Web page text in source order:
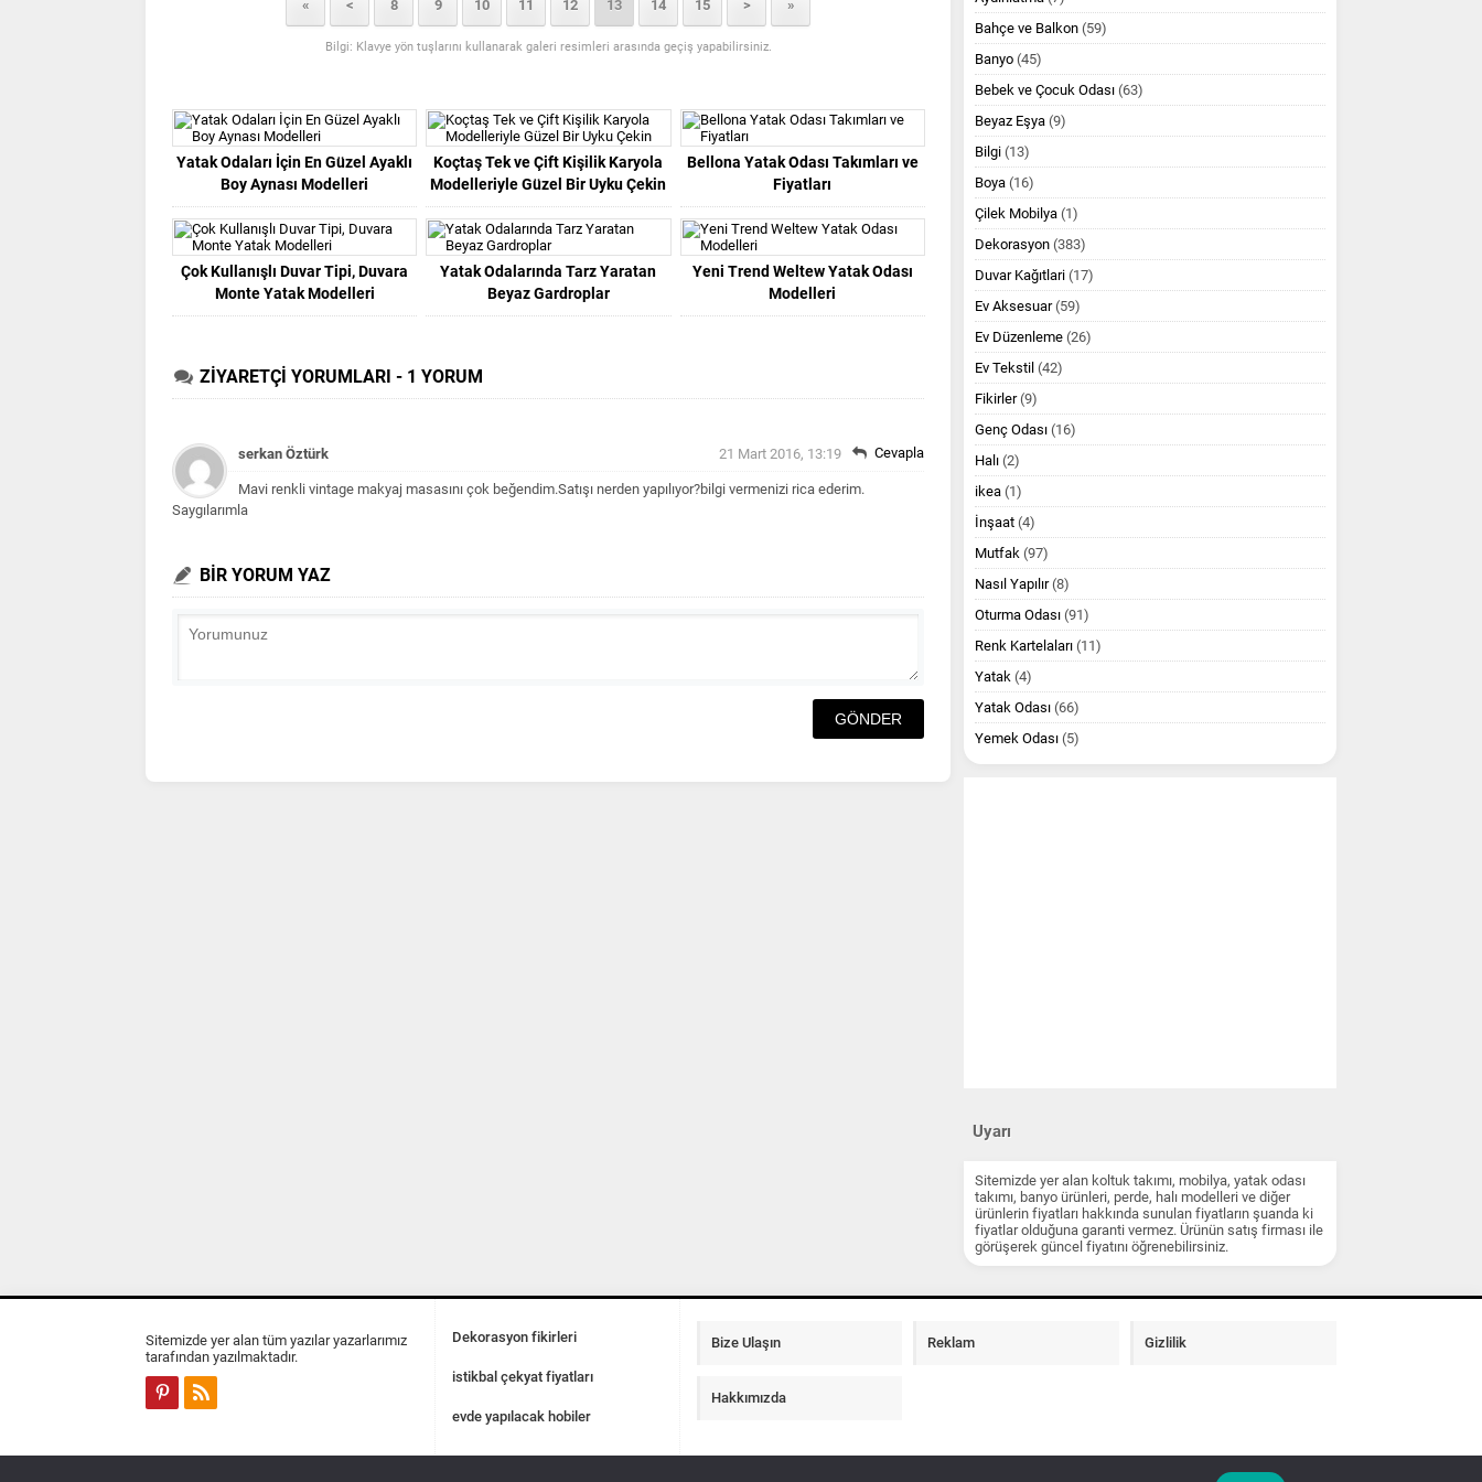
« < 8 9 10 11 12 13 14 15 > »
Bilgi: Klavye yön tuşlarını kullanarak galeri resimleri arasında geçiş yapabilirsiniz.
Yatak Odaları İçin En Güzel Ayaklı
Boy Aynası Modelleri
Koçtaş Tek ve Çift Kişilik Karyola
Modelleriyle Güzel Bir Uyku Çekin
Bellona Yatak Odası Takımları ve
Fiyatları
Çok Kullanışlı Duvar Tipi, Duvara
Monte Yatak Modelleri
Yatak Odalarında Tarz Yaratan
Beyaz Gardroplar
Yeni Trend Weltew Yatak Odası
Modelleri
ZİYARETÇİ YORUMLARI - 1 YORUM
serkan Öztürk 21 Mart 2016, 13:19
Mavi renkli vintage makyaj masasını çok beğendim.Satışı nerden yapılıyor?bilgi vermenizi rica ederim.
Saygılarımla
Cevapla
BİR YORUM YAZ
Bahçe ve Balkon (59)
Banyo (45)
Bebek ve Çocuk Odası (63)
Beyaz Eşya (9)
Bilgi (13)
Boya (16)
Çilek Mobilya (1)
Dekorasyon (383)
Duvar Kağıtlari (17)
Ev Aksesuar(59)
Ev Düzenleme (26)
Ev Tekstil (42)
Fikirler(9)
Genç Odası (16)
Halı (2)
ikea (1)
İnşaat (4)
Mutfak (97)
Nasıl Yapılır(8)
Oturma Odası (91)
Renk Kartelaları (11)
Yatak (4)
Yatak Odası (66)
Yemek Odası (5)
Uyarı
Sitemizde yer alan koltuk takımı, mobilya, yatak odası
takımı, banyo ürünleri, perde, halı modelleri ve diğer
ürünlerin fiyatları hakkında sunulan fiyatların şuanda ki
fiyatlar olduğuna garanti vermez. Ürünün satış firması ile
görüşerek güncel fiyatını öğrenebilirsiniz.
Sitemizde yer alan tüm yazılar yazarlarımız
tarafından yazılmaktadır.
Dekorasyon fikirleri
istikbal çekyat fiyatları
evde yapılacak hobiler
Bize Ulaşın Reklam Gizlilik
Hakkımızda